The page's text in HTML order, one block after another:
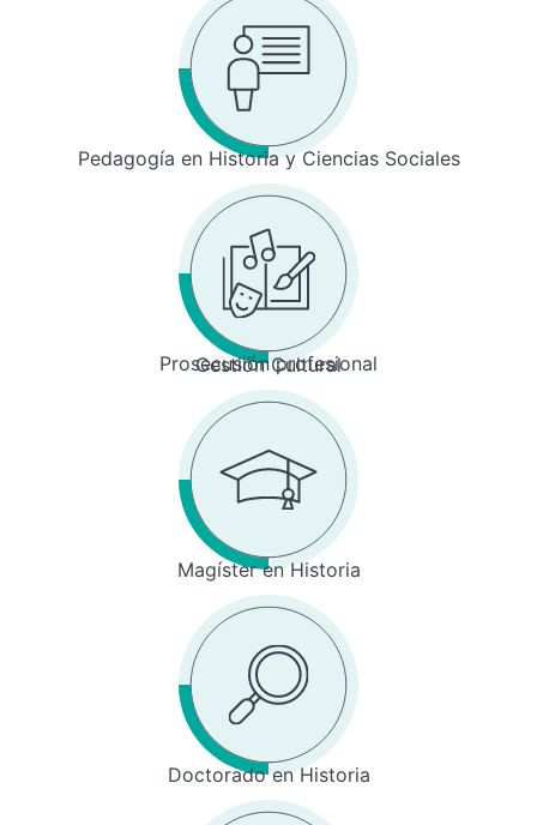
Pedagogía en Historia y Ciencias Sociales
Prosecusión profesional
Gestión Cultural
Magíster en Historia
Doctorado en Historia